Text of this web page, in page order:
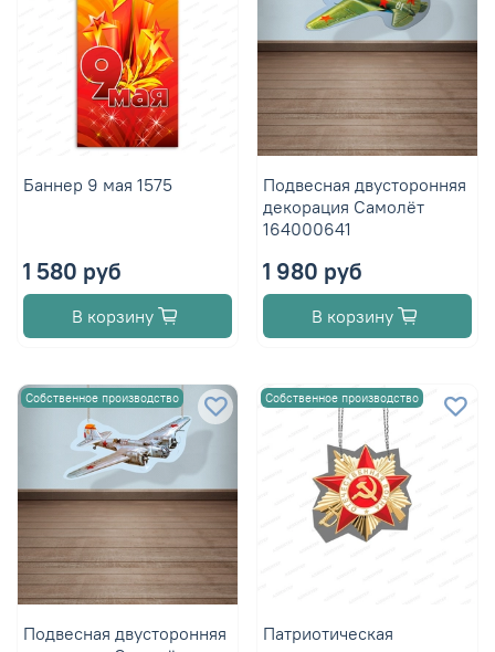
Баннер 9 мая 1575
1 580 руб
В корзину
Подвесная двусторонняя
декорация Самолёт
164000641
1 980 руб
В корзину
Собственное производство
Подвесная двусторонняя
Собственное производство
Патриотическая